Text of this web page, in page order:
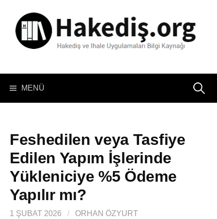
MENÜ Arama:
Feshedilen veya Tasfiye
Edilen Yapım İşlerinde
Yükleniciye %5 Ödeme
Yapılır mı?
1 ŞUBAT 2026 / ORHAN ÖZYURT